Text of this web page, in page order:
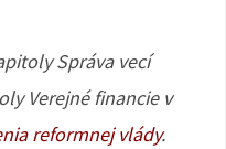
Správa vecí
Verejné financie v
reformnej vlády.